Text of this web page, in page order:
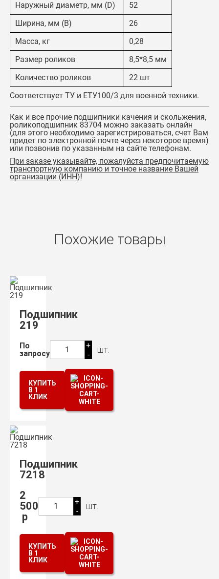
Наружный диаметр, мм (D)
52
Ширина, мм (B)
26
Масса, кг
0,28
Размер роликов
8,5*8,5 мм
Количество роликов
22 шт
Соответствует ТУ и ЕТУ100/3 для военной техники.
Как и все прочие подшипники качения и скольжения,
роликоподшипник 83704 можно заказать онлайн
(для этого необходимо зарегистрироваться, счет Вам
придет по электронной почте через некоторое время)
или позвонив по указанным на сайте телефонам.
При заказе указывайте, пожалуйста предпочитаемую
транспортную компанию и точное название Вашей
организации (ИНН)!
Похожие товары
Подшипник
219
По
запросу
1
+
-
шт.
КУПИТЬ
В 1
КЛИК
Подшипник
7218
2
500
р
1
+
-
шт.
КУПИТЬ
В 1
КЛИК